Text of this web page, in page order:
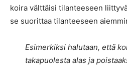
koira välttäisi tilanteeseen
se suorittaa tilanteeseen
Esimerkiksi halutaan, että
takapuolesta alas ja